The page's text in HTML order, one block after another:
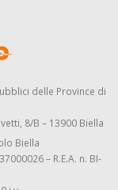
delle Province di
8/B – 13900 Biella
Biella
– R.E.A. n. BI-